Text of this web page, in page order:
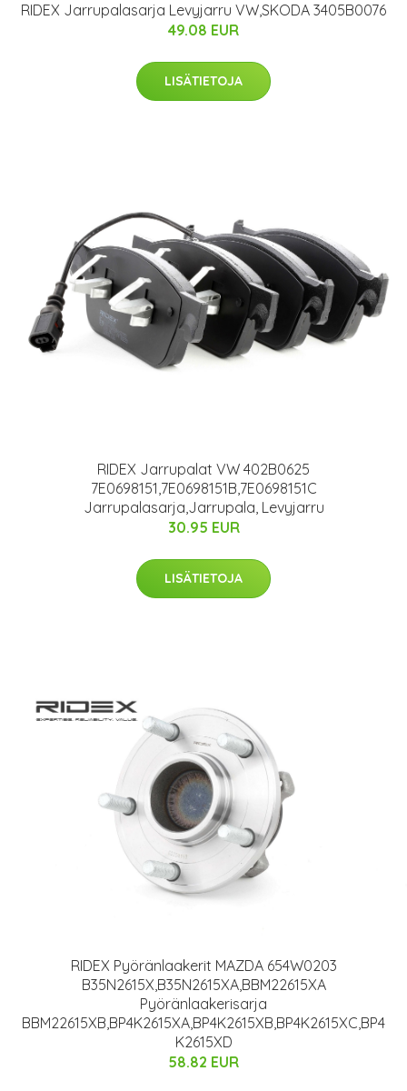
RIDEX Jarrupalasarja Levyjarru VW,SKODA 3405B0076
49.08 EUR
LISÄTIETOJA
RIDEX Jarrupalat VW 402B0625
7E0698151,7E0698151B,7E0698151C
Jarrupalasarja,Jarrupala, Levyjarru
30.95 EUR
LISÄTIETOJA
RIDEX Pyöränlaakerit MAZDA 654W0203
B35N2615X,B35N2615XA,BBM22615XA
Pyöränlaakerisarja
BBM22615XB,BP4K2615XA,BP4K2615XB,BP4K2615XC,BP4
K2615XD
58.82 EUR